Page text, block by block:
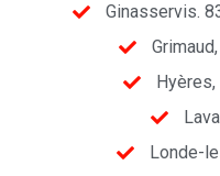
Ginasservis.
Londe-